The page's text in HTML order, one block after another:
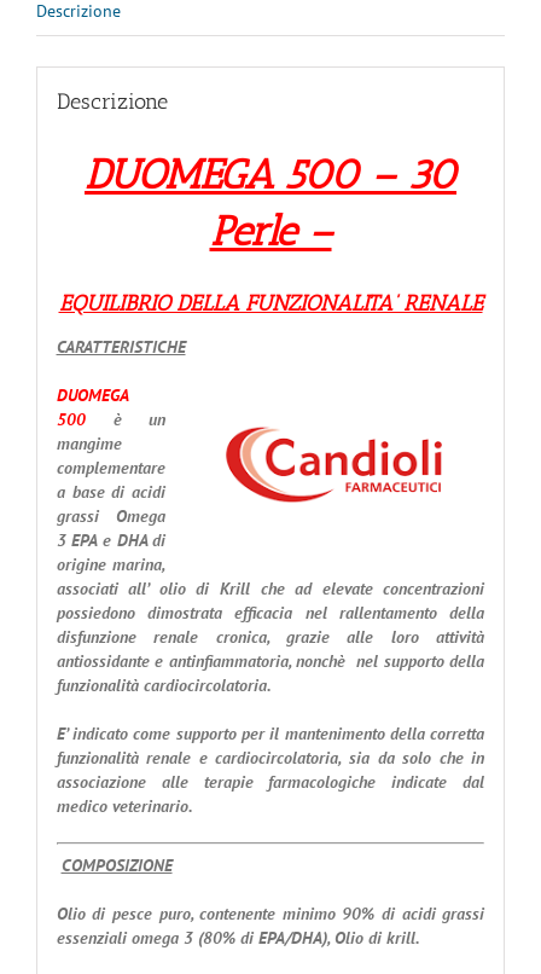
Descrizione
Descrizione
DUOMEGA 500 – 30
Perle –
EQUILIBRIO DELLA FUNZIONALITA’ RENALE
CARATTERISTICHE
DUOMEGA
500è un
mangime
complementare
a base di acidi
grassi Omega
3 EPA e DHA di
origine marina,
associati all’ olio di Krill che ad elevate concentrazioni
possiedono dimostrata efficacia nel rallentamento della
disfunzione renale cronica, grazie alle loro attività
antiossidante e antinfiammatoria, nonchè nel supporto della
funzionalità cardiocircolatoria.
E’ indicato come supporto per il mantenimento della corretta
funzionalità renale e cardiocircolatoria, sia da solo che in
associazione alle terapie farmacologiche indicate dal
medico veterinario.
COMPOSIZIONE
Olio di pesce puro, contenente minimo 90% di acidi grassi
essenziali omega 3 (80% di EPA/DHA), Olio di krill.